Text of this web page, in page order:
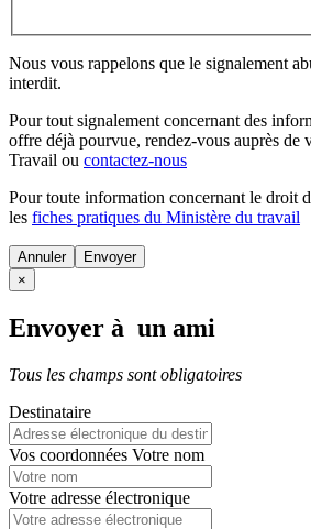
Nous vous rappelons que le signalement
interdit.
Pour tout signalement concernant des
offre déjà pourvue, rendez-vous auprès de
Travail ou contactez-nous
Pour toute information concernant le droit
les fiches pratiques du Ministère du travail
Annuler
×
Envoyer à un ami
Tous les champs sont obligatoires
Destinataire
Vos coordonnées Votre nom
Votre adresse électronique